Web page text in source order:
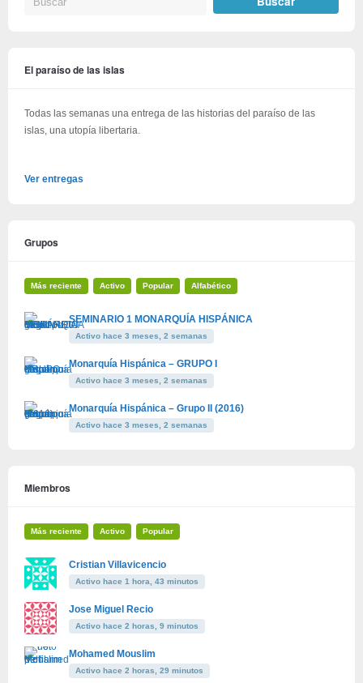
El paraíso de las islas
Todas las semanas una entrega de las historias del paraíso de las
islas, una utopía libertaria.
Ver entregas
Grupos
Más reciente Activo Popular Alfabético
SEMINARIO 1 MONARQUÍA HISPÁNICA
Activo hace 3 meses, 2 semanas
Monarquía Hispánica – GRUPO I
Activo hace 3 meses, 2 semanas
Monarquía Hispánica – Grupo II (2016)
Activo hace 3 meses, 2 semanas
Miembros
Más reciente Activo Popular
Cristian Villavicencio
Activo hace 1 hora, 43 minutos
Jose Miguel Recio
Activo hace 2 horas, 9 minutos
Mohamed Mouslim
Activo hace 2 horas, 29 minutos